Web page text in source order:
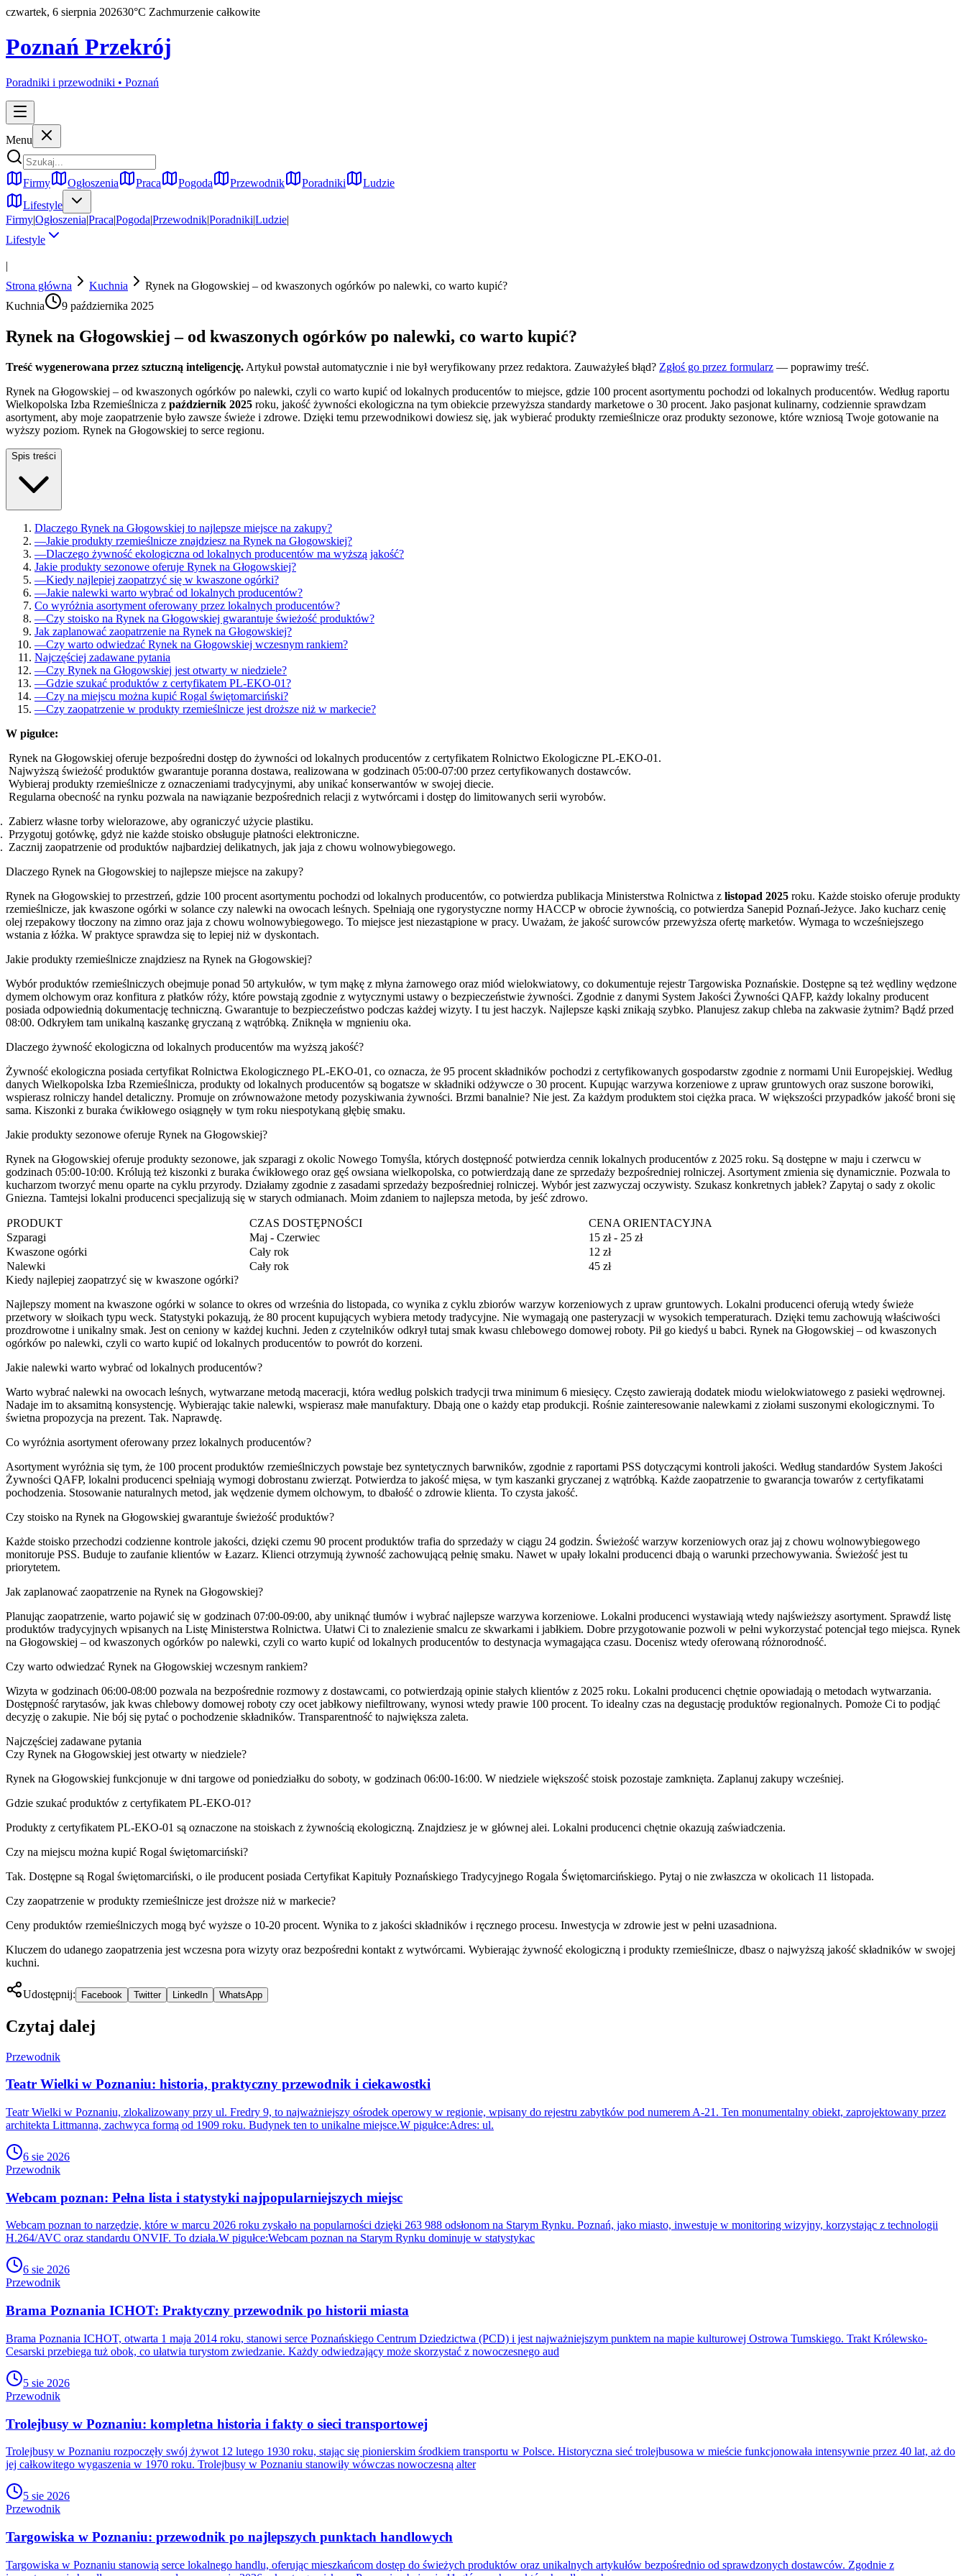
czwartek, 6 sierpnia 202630°C Zachmurzenie całkowite
Poznań Przekrój
Poradniki i przewodniki • Poznań
Menu
Firmy Ogłoszenia Praca Pogoda Przewodnik Poradniki
Ludzie
Lifestyle
Firmy|Ogłoszenia|Praca|Pogoda|Przewodnik|Poradniki|Ludzie|
Lifestyle
|
Strona główna
Kuchnia
Rynek na Głogowskiej – od kwaszonych ogórków po nalewki, co warto kupić?
Kuchnia
9 października 2025
Rynek na Głogowskiej – od kwaszonych ogórków po nalewki, co warto kupić?
Treść wygenerowana przez sztuczną inteligencję. Artykuł powstał automatycznie i nie był weryfikowany przez redaktora. Zauważyłeś błąd? Zgłoś go przez formularz — poprawimy treść.
Rynek na Głogowskiej – od kwaszonych ogórków po nalewki, czyli co warto kupić od lokalnych producentów to miejsce, gdzie 100 procent asortymentu pochodzi od lokalnych producentów. Według raportu
Wielkopolska Izba Rzemieślnicza z październik 2025 roku, jakość żywności ekologiczna na tym obiekcie przewyższa standardy marketowe o 30 procent. Jako pasjonat kulinarny, codziennie sprawdzam
asortyment, aby moje zaopatrzenie było zawsze świeże i zdrowe. Dzięki temu przewodnikowi dowiesz się, jak wybierać produkty rzemieślnicze oraz produkty sezonowe, które wzniosą Twoje gotowanie na
wyższy poziom. Rynek na Głogowskiej to serce regionu.
Spis treści
Dlaczego Rynek na Głogowskiej to najlepsze miejsce na zakupy?
—Jakie produkty rzemieślnicze znajdziesz na Rynek na Głogowskiej?
—Dlaczego żywność ekologiczna od lokalnych producentów ma wyższą jakość?
Jakie produkty sezonowe oferuje Rynek na Głogowskiej?
—Kiedy najlepiej zaopatrzyć się w kwaszone ogórki?
—Jakie nalewki warto wybrać od lokalnych producentów?
Co wyróżnia asortyment oferowany przez lokalnych producentów?
—Czy stoisko na Rynek na Głogowskiej gwarantuje świeżość produktów?
Jak zaplanować zaopatrzenie na Rynek na Głogowskiej?
—Czy warto odwiedzać Rynek na Głogowskiej wczesnym rankiem?
Najczęściej zadawane pytania
—Czy Rynek na Głogowskiej jest otwarty w niedziele?
—Gdzie szukać produktów z certyfikatem PL-EKO-01?
—Czy na miejscu można kupić Rogal świętomarciński?
—Czy zaopatrzenie w produkty rzemieślnicze jest droższe niż w markecie?
W pigułce:
Rynek na Głogowskiej oferuje bezpośredni dostęp do żywności od lokalnych producentów z certyfikatem Rolnictwo Ekologiczne PL-EKO-01.
Najwyższą świeżość produktów gwarantuje poranna dostawa, realizowana w godzinach 05:00-07:00 przez certyfikowanych dostawców.
Wybieraj produkty rzemieślnicze z oznaczeniami tradycyjnymi, aby unikać konserwantów w swojej diecie.
Regularna obecność na rynku pozwala na nawiązanie bezpośrednich relacji z wytwórcami i dostęp do limitowanych serii wyrobów.
Zabierz własne torby wielorazowe, aby ograniczyć użycie plastiku.
Przygotuj gotówkę, gdyż nie każde stoisko obsługuje płatności elektroniczne.
Zacznij zaopatrzenie od produktów najbardziej delikatnych, jak jaja z chowu wolnowybiegowego.
Dlaczego Rynek na Głogowskiej to najlepsze miejsce na zakupy?
Rynek na Głogowskiej to przestrzeń, gdzie 100 procent asortymentu pochodzi od lokalnych producentów, co potwierdza publikacja Ministerstwa Rolnictwa z listopad 2025 roku. Każde stoisko oferuje produkty
rzemieślnicze, jak kwaszone ogórki w solance czy nalewki na owocach leśnych. Spełniają one rygorystyczne normy HACCP w obrocie żywnością, co potwierdza Sanepid Poznań-Jeżyce. Jako kucharz cenię
olej rzepakowy tłoczony na zimno oraz jaja z chowu wolnowybiegowego. To miejsce jest niezastąpione w pracy. Uważam, że jakość surowców przewyższa ofertę marketów. Wymaga to wcześniejszego
wstania z łóżka. W praktyce sprawdza się to lepiej niż w dyskontach.
Jakie produkty rzemieślnicze znajdziesz na Rynek na Głogowskiej?
Wybór produktów rzemieślniczych obejmuje ponad 50 artykułów, w tym mąkę z młyna żarnowego oraz miód wielokwiatowy, co dokumentuje rejestr Targowiska Poznańskie. Dostępne są też wędliny wędzone
dymem olchowym oraz konfitura z płatków róży, które powstają zgodnie z wytycznymi ustawy o bezpieczeństwie żywności. Zgodnie z danymi System Jakości Żywności QAFP, każdy lokalny producent
posiada odpowiednią dokumentację techniczną. Gwarantuje to bezpieczeństwo podczas każdej wizyty. I tu jest haczyk. Najlepsze kąski znikają szybko. Planujesz zakup chleba na zakwasie żytnim? Bądź przed
08:00. Odkryłem tam unikalną kaszankę gryczaną z wątróbką. Zniknęła w mgnieniu oka.
Dlaczego żywność ekologiczna od lokalnych producentów ma wyższą jakość?
Żywność ekologiczna posiada certyfikat Rolnictwa Ekologicznego PL-EKO-01, co oznacza, że 95 procent składników pochodzi z certyfikowanych gospodarstw zgodnie z normami Unii Europejskiej. Według
danych Wielkopolska Izba Rzemieślnicza, produkty od lokalnych producentów są bogatsze w składniki odżywcze o 30 procent. Kupując warzywa korzeniowe z upraw gruntowych oraz suszone borowiki,
wspierasz rolniczy handel detaliczny. Promuje on zrównoważone metody pozyskiwania żywności. Brzmi banalnie? Nie jest. Za każdym produktem stoi ciężka praca. W większości przypadków jakość broni się
sama. Kiszonki z buraka ćwikłowego osiągnęły w tym roku niespotykaną głębię smaku.
Jakie produkty sezonowe oferuje Rynek na Głogowskiej?
Rynek na Głogowskiej oferuje produkty sezonowe, jak szparagi z okolic Nowego Tomyśla, których dostępność potwierdza cennik lokalnych producentów z 2025 roku. Są dostępne w maju i czerwcu w
godzinach 05:00-10:00. Królują też kiszonki z buraka ćwikłowego oraz gęś owsiana wielkopolska, co potwierdzają dane ze sprzedaży bezpośredniej rolniczej. Asortyment zmienia się dynamicznie. Pozwala to
kucharzom tworzyć menu oparte na cyklu przyrody. Działamy zgodnie z zasadami sprzedaży bezpośredniej rolniczej. Wybór jest zazwyczaj oczywisty. Szukasz konkretnych jabłek? Zapytaj o sady z okolic
Gniezna. Tamtejsi lokalni producenci specjalizują się w starych odmianach. Moim zdaniem to najlepsza metoda, by jeść zdrowo.
PRODUKT CZAS DOSTĘPNOŚCI
CENA ORIENTACYJNA
Szparagi
Maj - Czerwiec
15 zł - 25 zł
Kwaszone ogórki
Cały rok
12 zł
Nalewki
Cały rok
45 zł
Kiedy najlepiej zaopatrzyć się w kwaszone ogórki?
Najlepszy moment na kwaszone ogórki w solance to okres od września do listopada, co wynika z cyklu zbiorów warzyw korzeniowych z upraw gruntowych. Lokalni producenci oferują wtedy świeże
przetwory w słoikach typu weck. Statystyki pokazują, że 80 procent kupujących wybiera metody tradycyjne. Nie wymagają one pasteryzacji w wysokich temperaturach. Dzięki temu zachowują właściwości
prozdrowotne i unikalny smak. Jest on ceniony w każdej kuchni. Jeden z czytelników odkrył tutaj smak kwasu chlebowego domowej roboty. Pił go kiedyś u babci. Rynek na Głogowskiej – od kwaszonych
ogórków po nalewki, czyli co warto kupić od lokalnych producentów to powrót do korzeni.
Jakie nalewki warto wybrać od lokalnych producentów?
Warto wybrać nalewki na owocach leśnych, wytwarzane metodą maceracji, która według polskich tradycji trwa minimum 6 miesięcy. Często zawierają dodatek miodu wielokwiatowego z pasieki wędrownej.
Nadaje im to aksamitną konsystencję. Wybierając takie nalewki, wspierasz małe manufaktury. Dbają one o każdy etap produkcji. Rośnie zainteresowanie nalewkami z ziołami suszonymi ekologicznymi. To
świetna propozycja na prezent. Tak. Naprawdę.
Co wyróżnia asortyment oferowany przez lokalnych producentów?
Asortyment wyróżnia się tym, że 100 procent produktów rzemieślniczych powstaje bez syntetycznych barwników, zgodnie z raportami PSS dotyczącymi kontroli jakości. Według standardów System Jakości
Żywności QAFP, lokalni producenci spełniają wymogi dobrostanu zwierząt. Potwierdza to jakość mięsa, w tym kaszanki gryczanej z wątróbką. Każde zaopatrzenie to gwarancja towarów z certyfikatami
pochodzenia. Stosowanie naturalnych metod, jak wędzenie dymem olchowym, to dbałość o zdrowie klienta. To czysta jakość.
Czy stoisko na Rynek na Głogowskiej gwarantuje świeżość produktów?
Każde stoisko przechodzi codzienne kontrole jakości, dzięki czemu 90 procent produktów trafia do sprzedaży w ciągu 24 godzin. Świeżość warzyw korzeniowych oraz jaj z chowu wolnowybiegowego
monitoruje PSS. Buduje to zaufanie klientów w Łazarz. Klienci otrzymują żywność zachowującą pełnię smaku. Nawet w upały lokalni producenci dbają o warunki przechowywania. Świeżość jest tu
priorytetem.
Jak zaplanować zaopatrzenie na Rynek na Głogowskiej?
Planując zaopatrzenie, warto pojawić się w godzinach 07:00-09:00, aby uniknąć tłumów i wybrać najlepsze warzywa korzeniowe. Lokalni producenci wystawiają wtedy najświeższy asortyment. Sprawdź listę
produktów tradycyjnych wpisanych na Listę Ministerstwa Rolnictwa. Ułatwi Ci to znalezienie smalcu ze skwarkami i jabłkiem. Dobre przygotowanie pozwoli w pełni wykorzystać potencjał tego miejsca. Rynek
na Głogowskiej – od kwaszonych ogórków po nalewki, czyli co warto kupić od lokalnych producentów to destynacja wymagająca czasu. Docenisz wtedy oferowaną różnorodność.
Czy warto odwiedzać Rynek na Głogowskiej wczesnym rankiem?
Wizyta w godzinach 06:00-08:00 pozwala na bezpośrednie rozmowy z dostawcami, co potwierdzają opinie stałych klientów z 2025 roku. Lokalni producenci chętnie opowiadają o metodach wytwarzania.
Dostępność rarytasów, jak kwas chlebowy domowej roboty czy ocet jabłkowy niefiltrowany, wynosi wtedy prawie 100 procent. To idealny czas na degustację produktów regionalnych. Pomoże Ci to podjąć
decyzję o zakupie. Nie bój się pytać o pochodzenie składników. Transparentność to największa zaleta.
Najczęściej zadawane pytania
Czy Rynek na Głogowskiej jest otwarty w niedziele?
Rynek na Głogowskiej funkcjonuje w dni targowe od poniedziałku do soboty, w godzinach 06:00-16:00. W niedziele większość stoisk pozostaje zamknięta. Zaplanuj zakupy wcześniej.
Gdzie szukać produktów z certyfikatem PL-EKO-01?
Produkty z certyfikatem PL-EKO-01 są oznaczone na stoiskach z żywnością ekologiczną. Znajdziesz je w głównej alei. Lokalni producenci chętnie okazują zaświadczenia.
Czy na miejscu można kupić Rogal świętomarciński?
Tak. Dostępne są Rogal świętomarciński, o ile producent posiada Certyfikat Kapituły Poznańskiego Tradycyjnego Rogala Świętomarcińskiego. Pytaj o nie zwłaszcza w okolicach 11 listopada.
Czy zaopatrzenie w produkty rzemieślnicze jest droższe niż w markecie?
Ceny produktów rzemieślniczych mogą być wyższe o 10-20 procent. Wynika to z jakości składników i ręcznego procesu. Inwestycja w zdrowie jest w pełni uzasadniona.
Kluczem do udanego zaopatrzenia jest wczesna pora wizyty oraz bezpośredni kontakt z wytwórcami. Wybierając żywność ekologiczną i produkty rzemieślnicze, dbasz o najwyższą jakość składników w swojej
kuchni.
Udostępnij: Facebook Twitter LinkedIn WhatsApp
Czytaj dalej
Przewodnik
Teatr Wielki w Poznaniu: historia, praktyczny przewodnik i ciekawostki
Teatr Wielki w Poznaniu, zlokalizowany przy ul. Fredry 9, to najważniejszy ośrodek operowy w regionie, wpisany do rejestru zabytków pod numerem A-21. Ten monumentalny obiekt, zaprojektowany przez
architekta Littmanna, zachwyca formą od 1909 roku. Budynek ten to unikalne miejsce.W pigułce:Adres: ul.
6 sie 2026
Przewodnik
Webcam poznan: Pełna lista i statystyki najpopularniejszych miejsc
Webcam poznan to narzędzie, które w marcu 2026 roku zyskało na popularności dzięki 263 988 odsłonom na Starym Rynku. Poznań, jako miasto, inwestuje w monitoring wizyjny, korzystając z technologii
H.264/AVC oraz standardu ONVIF. To działa.W pigułce:Webcam poznan na Starym Rynku dominuje w statystykac
6 sie 2026
Przewodnik
Brama Poznania ICHOT: Praktyczny przewodnik po historii miasta
Brama Poznania ICHOT, otwarta 1 maja 2014 roku, stanowi serce Poznańskiego Centrum Dziedzictwa (PCD) i jest najważniejszym punktem na mapie kulturowej Ostrowa Tumskiego. Trakt Królewsko-
Cesarski przebiega tuż obok, co ułatwia turystom zwiedzanie. Każdy odwiedzający może skorzystać z nowoczesnego aud
5 sie 2026
Przewodnik
Trolejbusy w Poznaniu: kompletna historia i fakty o sieci transportowej
Trolejbusy w Poznaniu rozpoczęły swój żywot 12 lutego 1930 roku, stając się pionierskim środkiem transportu w Polsce. Historyczna sieć trolejbusowa w mieście funkcjonowała intensywnie przez 40 lat, aż do
jej całkowitego wygaszenia w 1970 roku. Trolejbusy w Poznaniu stanowiły wówczas nowoczesną alter
5 sie 2026
Przewodnik
Targowiska w Poznaniu: przewodnik po najlepszych punktach handlowych
Targowiska w Poznaniu stanowią serce lokalnego handlu, oferując mieszkańcom dostęp do świeżych produktów oraz unikalnych artykułów bezpośrednio od sprawdzonych dostawców. Zgodnie z